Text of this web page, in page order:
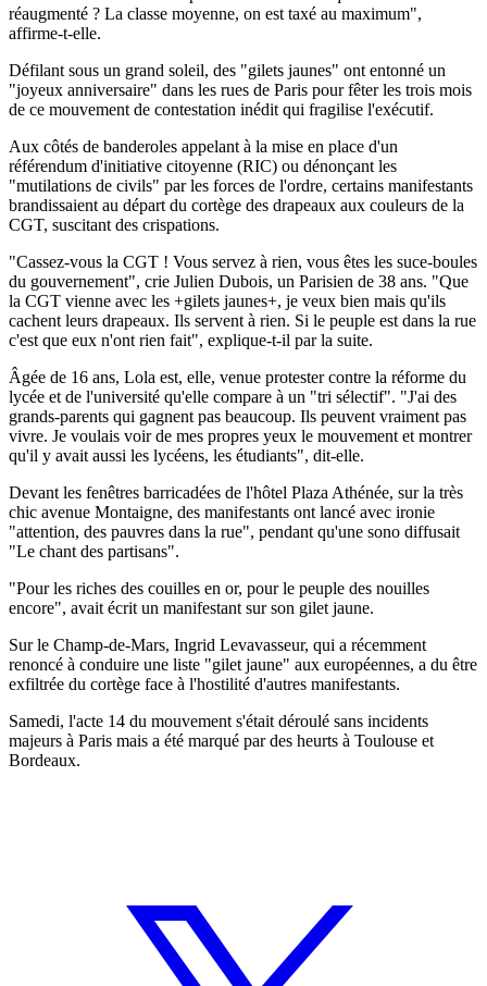
réaugmenté ? La classe moyenne, on est taxé au maximum",
affirme-t-elle.
Défilant sous un grand soleil, des "gilets jaunes" ont entonné un
"joyeux anniversaire" dans les rues de Paris pour fêter les trois mois
de ce mouvement de contestation inédit qui fragilise l'exécutif.
Aux côtés de banderoles appelant à la mise en place d'un
référendum d'initiative citoyenne (RIC) ou dénonçant les
"mutilations de civils" par les forces de l'ordre, certains manifestants
brandissaient au départ du cortège des drapeaux aux couleurs de la
CGT, suscitant des crispations.
"Cassez-vous la CGT ! Vous servez à rien, vous êtes les suce-boules
du gouvernement", crie Julien Dubois, un Parisien de 38 ans. "Que
la CGT vienne avec les +gilets jaunes+, je veux bien mais qu'ils
cachent leurs drapeaux. Ils servent à rien. Si le peuple est dans la rue
c'est que eux n'ont rien fait", explique-t-il par la suite.
Âgée de 16 ans, Lola est, elle, venue protester contre la réforme du
lycée et de l'université qu'elle compare à un "tri sélectif". "J'ai des
grands-parents qui gagnent pas beaucoup. Ils peuvent vraiment pas
vivre. Je voulais voir de mes propres yeux le mouvement et montrer
qu'il y avait aussi les lycéens, les étudiants", dit-elle.
Devant les fenêtres barricadées de l'hôtel Plaza Athénée, sur la très
chic avenue Montaigne, des manifestants ont lancé avec ironie
"attention, des pauvres dans la rue", pendant qu'une sono diffusait
"Le chant des partisans".
"Pour les riches des couilles en or, pour le peuple des nouilles
encore", avait écrit un manifestant sur son gilet jaune.
Sur le Champ-de-Mars, Ingrid Levavasseur, qui a récemment
renoncé à conduire une liste "gilet jaune" aux européennes, a du être
exfiltrée du cortège face à l'hostilité d'autres manifestants.
Samedi, l'acte 14 du mouvement s'était déroulé sans incidents
majeurs à Paris mais a été marqué par des heurts à Toulouse et
Bordeaux.